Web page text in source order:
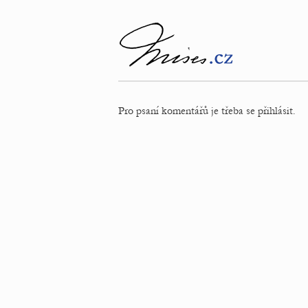
Pro psaní komentářů je třeba se přihlásit.